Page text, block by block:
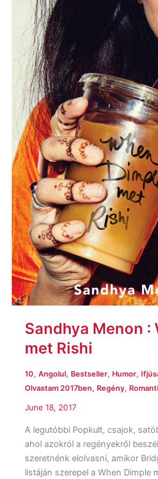
Sandhya Menon :
met Rishi
10, Angolul, Bestseller, Humor,
Olvastam 2017ben, Regény,
June 18, 2017
A legutóbbi Popkult, csajok,
ahol azokról a regényekről
szeretnénk elolvasni, amikor
listáján szerepel a When Dimple
Dimple
met
Rishi